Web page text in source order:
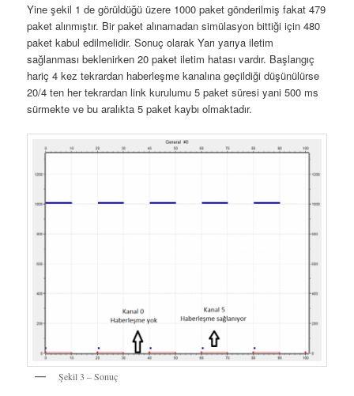
Yine şekil 1 de görüldüğü üzere 1000 paket gönderilmiş fakat 479
paket alınmıştır. Bir paket alınamadan simülasyon bittiği için 480
paket kabul edilmelidir. Sonuç olarak Yarı yarıya iletim
sağlanması beklenirken 20 paket iletim hatası vardır. Başlangıç
hariç 4 kez tekrardan haberleşme kanalına geçildiği düşünülürse
20/4 ten her tekrardan link kurulumu 5 paket süresi yani 500 ms
sürmekte ve bu aralıkta 5 paket kaybı olmaktadır.
Şekil 3 – Sonuç